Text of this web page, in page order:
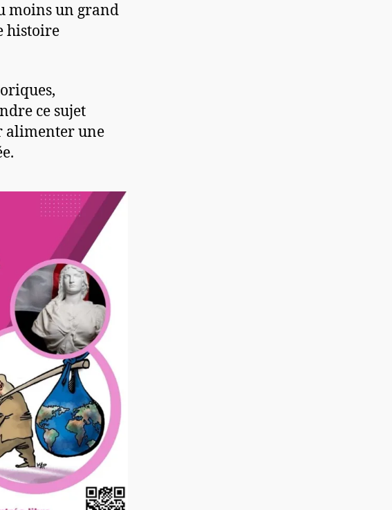
moins un grand
histoire
ce sujet
alimenter une